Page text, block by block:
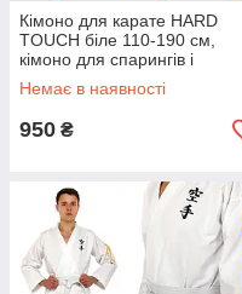
Кімоно для карате HARD
TOUCH біле 110-190 см,
кімоно для спарингів і
єдиноборств
Немає в наявності
950 ₴